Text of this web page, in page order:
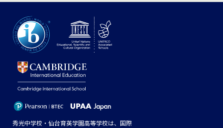
秀光中学校・仙台育英学園高等学校は、国際